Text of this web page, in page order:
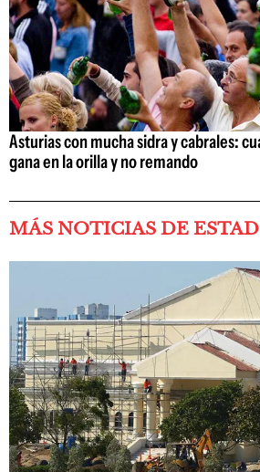
Asturias con mucha sidra y cabrales:
gana en la orilla y no remando
MÁS NOTICIAS DE